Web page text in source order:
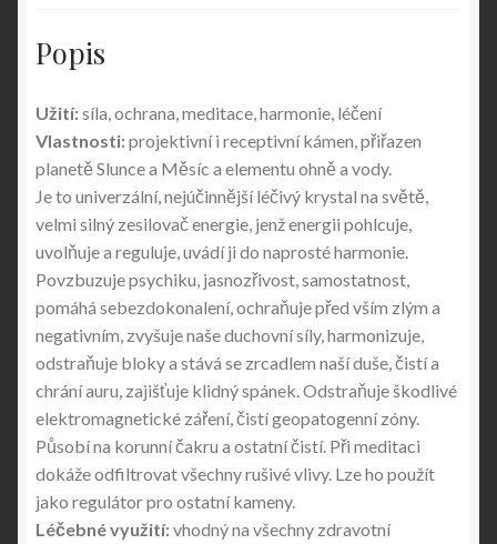
Popis
Užití:síla, ochrana, meditace, harmonie, léčení
Vlastnosti:projektivní i receptivní kámen, přiřazen
planetě Slunce a Měsíc a elementu ohně a vody.
Je to univerzální, nejúčinnější léčivý krystal na světě,
velmi silný zesilovač energie, jenž energii pohlcuje,
uvolňuje a reguluje, uvádí ji do naprosté harmonie.
Povzbuzuje psychiku, jasnozřivost, samostatnost,
pomáhá sebezdokonalení, ochraňuje před vším zlým a
negativním, zvyšuje naše duchovní síly, harmonizuje,
odstraňuje bloky a stává se zrcadlem naší duše, čistí a
chrání auru, zajišťuje klidný spánek. Odstraňuje škodlivé
elektromagnetické záření, čistí geopatogenní zóny.
Působí na korunní čakru a ostatní čistí. Při meditaci
dokáže odfiltrovat všechny rušivé vlivy. Lze ho použít
jako regulátor pro ostatní kameny.
Léčebné využití:vhodný na všechny zdravotní